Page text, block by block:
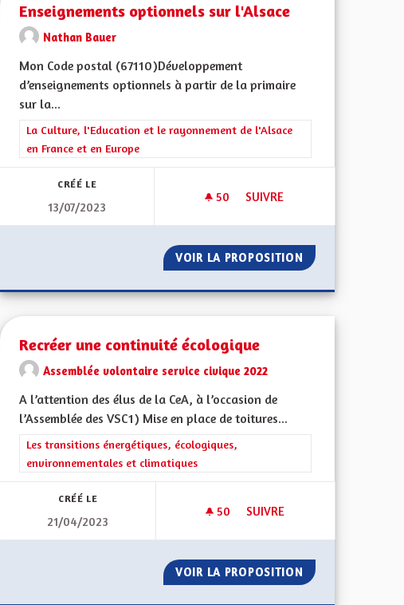
de l'Alsace en France et en Europe
ET ENSEIGNEMENT
Enseignements optionnels sur l'Alsace
Nathan Bauer
Mon Code postal (67110)Développement
d’enseignements optionnels à partir de la primaire
sur la...
Filtrer les résultats de la catégorie : La Culture, l'Education et le
La Culture, l'Education et le rayonnement de l'Alsace
en France et en Europe
CRÉÉ LE
13/07/2023
50 50 ABONNÉS
SUIVRE
VOIR LA PROPOSITION
liens, l'implication citoyenne
DEVOIR
Recréer une continuité écologique
Assemblée volontaire service civique 2022
A l’attention des élus de la CeA, à l’occasion de
l’Assemblée des VSC1) Mise en place de toitures...
Filtrer les résultats de la catégorie : Les transitions énergétiques,
Les transitions énergétiques, écologiques,
environnementales et climatiques
CRÉÉ LE
21/04/2023
50 50 ABONNÉS
SUIVRE
VOIR LA PROPOSITION RECRÉER UNE